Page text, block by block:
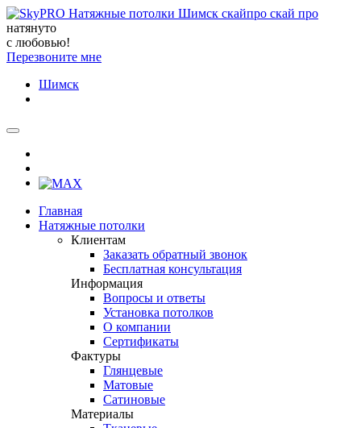
натянуто
с любовью!
Перезвоните мне
Шимск
Главная
Натяжные потолки
Клиентам
Заказать обратный звонок
Бесплатная консультация
Информация
Вопросы и ответы
Установка потолков
О компании
Сертификаты
Фактуры
Глянцевые
Матовые
Сатиновые
Материалы